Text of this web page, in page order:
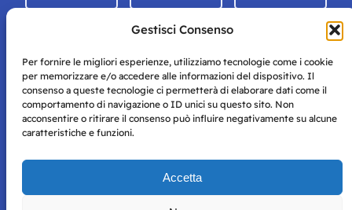
Gestisci Consenso
Per fornire le migliori esperienze, utilizziamo tecnologie come i cookie
per memorizzare e/o accedere alle informazioni del dispositivo. Il
consenso a queste tecnologie ci permetterà di elaborare dati come il
comportamento di navigazione o ID unici su questo sito. Non
acconsentire o ritirare il consenso può influire negativamente su alcune
caratteristiche e funzioni.
Accetta
Storie di Napoli è una testata registrata presso il tribunale di